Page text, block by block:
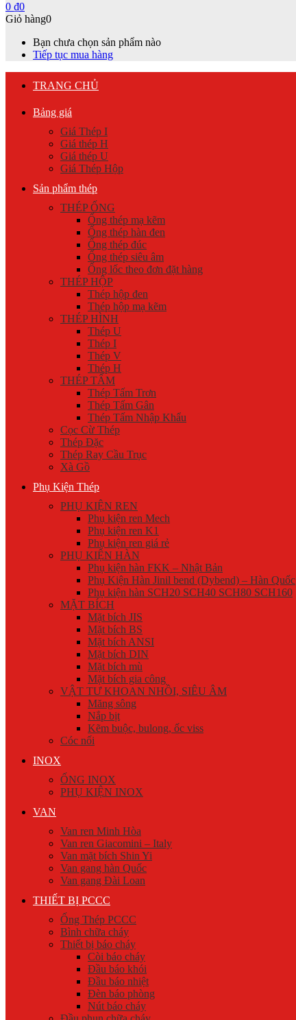
0 ₫0
Giỏ hàng0
Bạn chưa chọn sản phẩm nào
Tiếp tục mua hàng
TRANG CHỦ
Bảng giá
Giá Thép I
Giá thép H
Giá thép U
Giá Thép Hộp
Sản phẩm thép
THÉP ỐNG
Ống thép mạ kẽm
Ống thép hàn đen
Ống thép đúc
Ống thép siêu âm
Ống lốc theo đơn đặt hàng
THÉP HỘP
Thép hộp đen
Thép hộp mạ kẽm
THÉP HÌNH
Thép U
Thép I
Thép V
Thép H
THÉP TẤM
Thép Tấm Trơn
Thép Tấm Gân
Thép Tấm Nhập Khẩu
Cọc Cừ Thép
Thép Đặc
Thép Ray Cầu Trục
Xà Gồ
Phụ Kiện Thép
PHỤ KIỆN REN
Phụ kiện ren Mech
Phụ kiện ren K1
Phụ kiện ren giá rẻ
PHỤ KIỆN HÀN
Phụ kiện hàn FKK – Nhật Bản
Phụ Kiện Hàn Jinil bend (Dybend) – Hàn Quốc
Phụ kiện hàn SCH20 SCH40 SCH80 SCH160
MẶT BÍCH
Mặt bích JIS
Mặt bích BS
Mặt bích ANSI
Mặt bích DIN
Mặt bích mù
Mặt bích gia công
VẬT TƯ KHOAN NHỒI, SIÊU ÂM
Măng sông
Nắp bịt
Kẽm buộc, bulong, ốc viss
Cóc nối
INOX
ỐNG INOX
PHỤ KIỆN INOX
VAN
Van ren Minh Hòa
Van ren Giacomini – Italy
Van mặt bích Shin Yi
Van gang hàn Quốc
Van gang Đài Loan
THIẾT BỊ PCCC
Ống Thép PCCC
Bình chữa cháy
Thiết bị báo cháy
Còi báo cháy
Đầu báo khói
Đầu báo nhiệt
Đèn báo phòng
Nút báo cháy